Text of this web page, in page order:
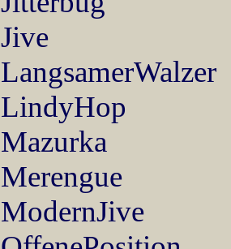
Jive
LangsamerWalzer
LindyHop
Mazurka
Merengue
ModernJive